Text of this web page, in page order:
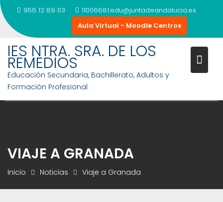
Saltar
contenido
956 12 89 03
11006681.edu@juntadeandalucia.es
Aula Virtual - Moodle Centros
IES NTRA. SRA. DE LOS
REMEDIOS
Educación Secundaria, Bachillerato, Adultos y
Formación Profesional
VIAJE A GRANADA
Inicio Noticias Viaje a Granada